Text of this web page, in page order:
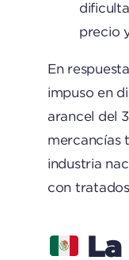
precio
En
impuso en
arancel del
mercancías
industria
con
La